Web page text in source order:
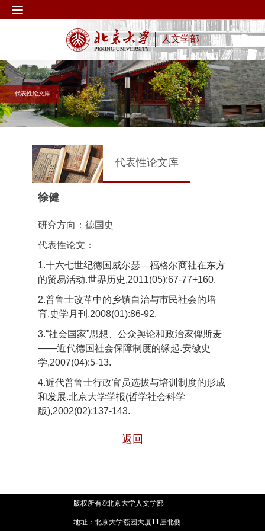
人文学部
代表性论文库
代表性论文库
徐健
研究方向：德国史
代表性论文：
1.十六七世纪德国威尔瑟—福格尔商社在东方
的贸易活动.世界历史,2011(05):67-77+160.
2.普鲁士改革中的乡镇自治与市民社会的培
育.史学月刊,2008(01):86-92.
3.“社会国家”思想、公众舆论和政治家俾斯麦
——近代德国社会保障制度的缘起.安徽史
学,2007(04):5-13.
4.近代普鲁士行政官员选拔与培训制度的形成
和发展.北京大学学报(哲学社会科学
版),2002(02):137-143.
返回
版权所有©北京大学人文学部
地址：北京大学燕园大厦11层北侧